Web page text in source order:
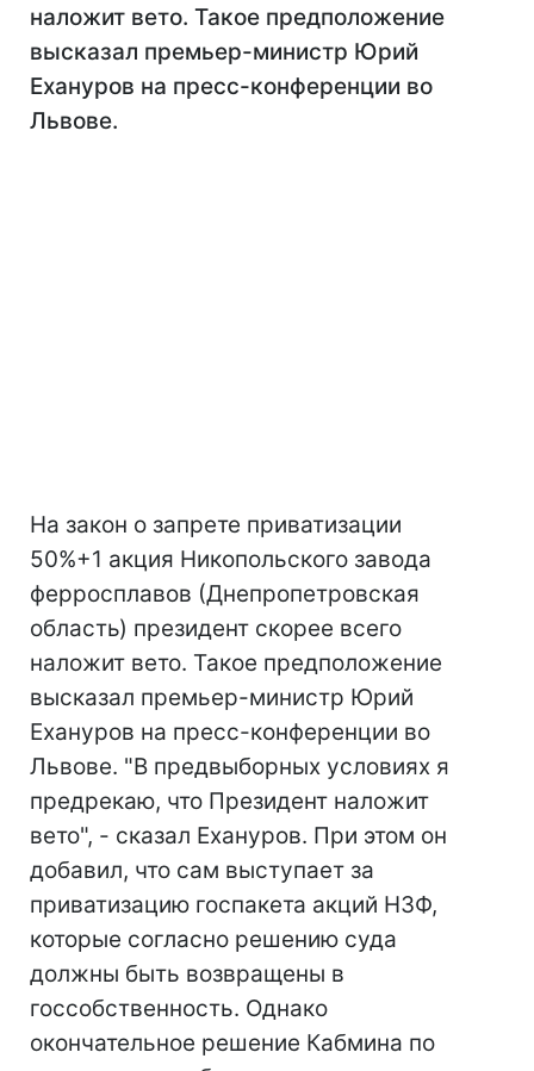
наложит вето. Такое предположение
высказал премьер-министр Юрий
Ехануров на пресс-конференции во
Львове.
На закон о запрете приватизации
50%+1 акция Никопольского завода
ферросплавов (Днепропетровская
область) президент скорее всего
наложит вето. Такое предположение
высказал премьер-министр Юрий
Ехануров на пресс-конференции во
Львове. "В предвыборных условиях я
предрекаю, что Президент наложит
вето", - сказал Ехануров. При этом он
добавил, что сам выступает за
приватизацию госпакета акций НЗФ,
которые согласно решению суда
должны быть возвращены в
госсобственность. Однако
окончательное решение Кабмина по